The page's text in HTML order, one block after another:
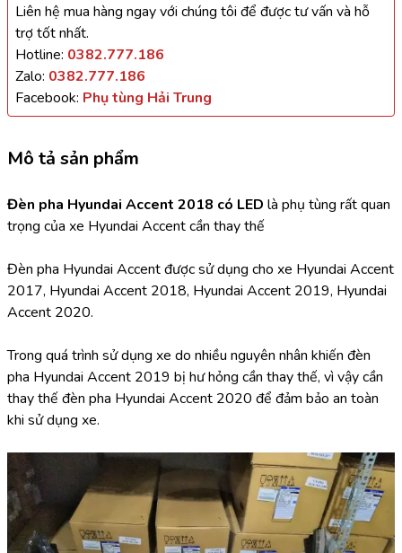
Liên hệ mua hàng ngay với chúng tôi để được tư vấn và hỗ
trợ tốt nhất.
Hotline: 0382.777.186
Zalo: 0382.777.186
Facebook: Phụ tùng Hải Trung
Mô tả sản phẩm
Đèn pha Hyundai Accent 2018 có LED là phụ tùng rất quan
trọng của xe Hyundai Accent cần thay thế
Đèn pha Hyundai Accent được sử dụng cho xe Hyundai Accent
2017, Hyundai Accent 2018, Hyundai Accent 2019, Hyundai
Accent 2020.
Trong quá trình sử dụng xe do nhiều nguyên nhân khiến đèn
pha Hyundai Accent 2019 bị hư hỏng cần thay thế, vì vậy cần
thay thế đèn pha Hyundai Accent 2020 để đảm bảo an toàn
khi sử dụng xe.